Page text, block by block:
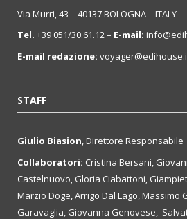
Via Murri, 43 – 40137 BOLOGNA – ITALY
Tel. +39 051/30.61.12 – E-mail:
E-mail redazione:
STAFF
Giulio Biasion, Direttore Responsabile
Collaboratori: Cristina Bersani,
Castelnuovo, Gloria Ciabattoni,
Marzio Doge, Arrigo Dal Lago, Massimo
Garavaglia, Giovanna Genovese,